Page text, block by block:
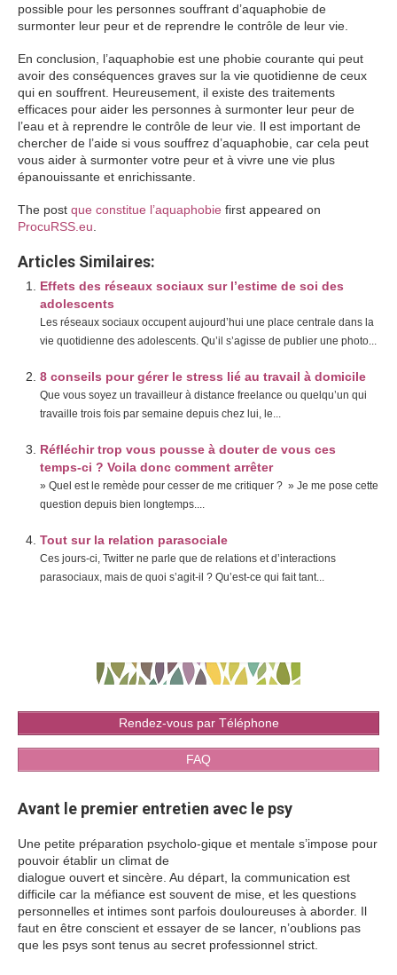
possible pour les personnes souffrant d’aquaphobie de
surmonter leur peur et de reprendre le contrôle de leur vie.
En conclusion, l’aquaphobie est une phobie courante qui peut
avoir des conséquences graves sur la vie quotidienne de ceux
qui en souffrent. Heureusement, il existe des traitements
efficaces pour aider les personnes à surmonter leur peur de
l’eau et à reprendre le contrôle de leur vie. Il est important de
chercher de l’aide si vous souffrez d’aquaphobie, car cela peut
vous aider à surmonter votre peur et à vivre une vie plus
épanouissante et enrichissante.
The post que constitue l’aquaphobie first appeared on
ProcuRSS.eu
Articles Similaires:
Effets des réseaux sociaux sur l’estime de soi des
adolescents
Les réseaux sociaux occupent aujourd’hui une place centrale dans la
vie quotidienne des adolescents. Qu’il s’agisse de publier une photo...
8 conseils pour gérer le stress lié au travail à domicile
Que vous soyez un travailleur à distance freelance ou quelqu’un qui
travaille trois fois par semaine depuis chez lui, le...
Réfléchir trop vous pousse à douter de vous ces
temps-ci ? Voila donc comment arrêter
» Quel est le remède pour cesser de me critiquer ? » Je me pose cette
question depuis bien longtemps....
Tout sur la relation parasociale
Ces jours-ci, Twitter ne parle que de relations et d’interactions
parasociaux, mais de quoi s’agit-il ? Qu’est-ce qui fait tant...
Rendez-vous par Téléphone
FAQ
Avant le premier entretien avec le psy
Une petite préparation psycholo-gique et mentale s’impose pour
pouvoir établir un climat de
dialogue ouvert et sincère. Au départ, la communication est
difficile car la méfiance est souvent de mise, et les questions
personnelles et intimes sont parfois douloureuses à aborder. Il
faut en être conscient et essayer de se lancer, n’oublions pas
que les psys sont tenus au secret professionnel strict.